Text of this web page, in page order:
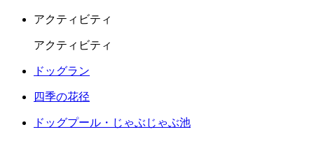
アクティビティ
アクティビティ
ドッグラン
四季の花径
ドッグプール・じゃぶじゃぶ池